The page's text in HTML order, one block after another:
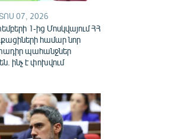
07, 2026
1-ից Մոսկվայում ՀՀ
համար նոր
պահանջներ
ինչ է փոխվում